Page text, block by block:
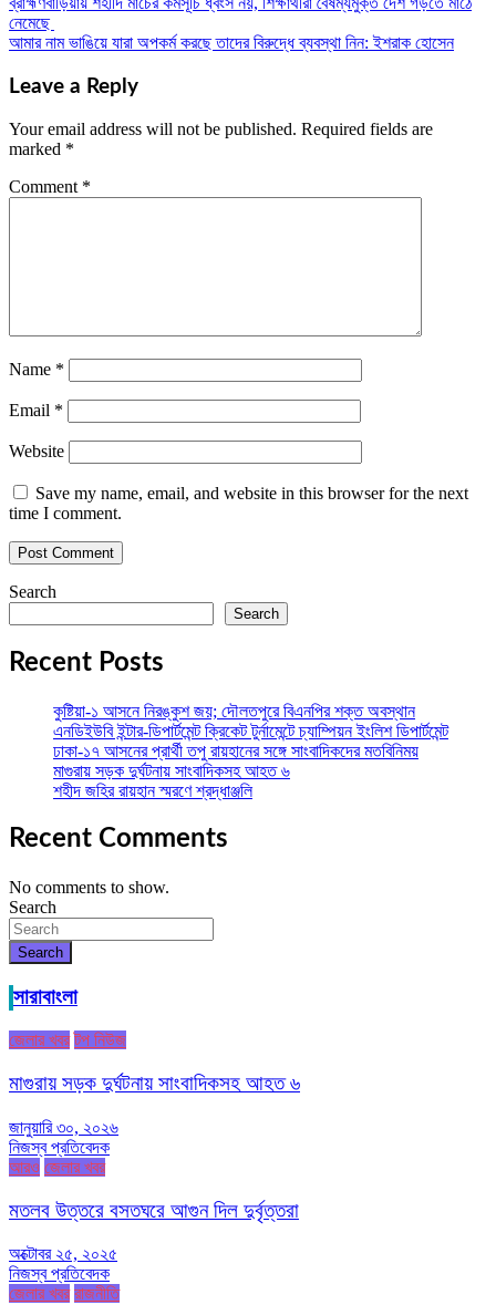
Post
navigation
নেমেছে
আমার নাম ভাঙিয়ে যারা অপকর্ম করছে তাদের বিরুদ্ধে ব্যবস্থা নিন: ইশরাক হোসেন
Leave a Reply
Your email address will not be published. Required fields are
marked *
Comment *
Name *
Email *
Website
Save my name, email, and website in this browser for the next
time I comment.
Search
Search
Recent Posts
কুষ্টিয়া-১ আসনে নিরঙ্কুশ জয়; দৌলতপুরে বিএনপির শক্ত অবস্থান
এনডিইউবি ইন্টার-ডিপার্টমেন্ট ক্রিকেট টুর্নামেন্টে চ্যাম্পিয়ন ইংলিশ ডিপার্টমেন্ট
ঢাকা-১৭ আসনের প্রার্থী তপু রায়হানের সঙ্গে সাংবাদিকদের মতবিনিময়
মাগুরায় সড়ক দুর্ঘটনায় সাংবাদিকসহ আহত ৬
শহীদ জহির রায়হান স্মরণে শ্রদ্ধাঞ্জলি
Recent Comments
No comments to show.
Search
Search
সারাবাংলা
জেলার খবর টপ নিউজ
মাগুরায় সড়ক দুর্ঘটনায় সাংবাদিকসহ আহত ৬
জানুয়ারি ৩০, ২০২৬
নিজস্ব প্রতিবেদক
আরও জেলার খবর
মতলব উত্তরে বসতঘরে আগুন দিল দুর্বৃত্তরা
অক্টোবর ২৫, ২০২৫
নিজস্ব প্রতিবেদক
জেলার খবর রাজনীতি